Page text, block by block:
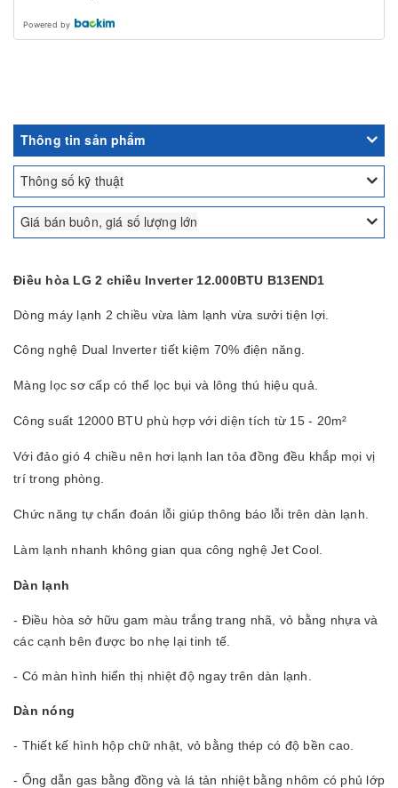
Powered by
Thông tin sản phẩm
Thông số kỹ thuật
Giá bán buôn, giá số lượng lớn
Điều hòa LG 2 chiều Inverter 12.000BTU B13END1
Dòng máy lạnh 2 chiều vừa làm lạnh vừa sưởi tiện lợi.
Công nghệ Dual Inverter tiết kiệm 70% điện năng.
Màng lọc sơ cấp có thể lọc bụi và lông thú hiệu quả.
Công suất 12000 BTU phù hợp với diện tích từ 15 - 20m²
Với đảo gió 4 chiều nên hơi lạnh lan tỏa đồng đều khắp mọi vị
trí trong phòng.
Chức năng tự chẩn đoán lỗi giúp thông báo lỗi trên dàn lạnh.
Làm lạnh nhanh không gian qua công nghệ Jet Cool
Dàn lạnh
- Điều hòa sở hữu gam màu trắng trang nhã, vỏ bằng nhựa và
các cạnh bên được bo nhẹ lại tinh tế.
- Có màn hình hiển thị nhiệt độ ngay trên dàn lạnh.
Dàn nóng
- Thiết kế hình hộp chữ nhật, vỏ bằng thép có độ bền cao.
- Ống dẫn gas bằng đồng và lá tản nhiệt bằng nhôm có phủ lớp